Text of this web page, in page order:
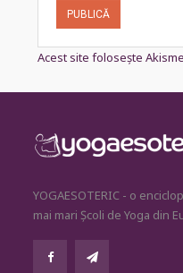
Acest site folosește
YOGAESOTERIC - o
mai mari Școli de Yoga din